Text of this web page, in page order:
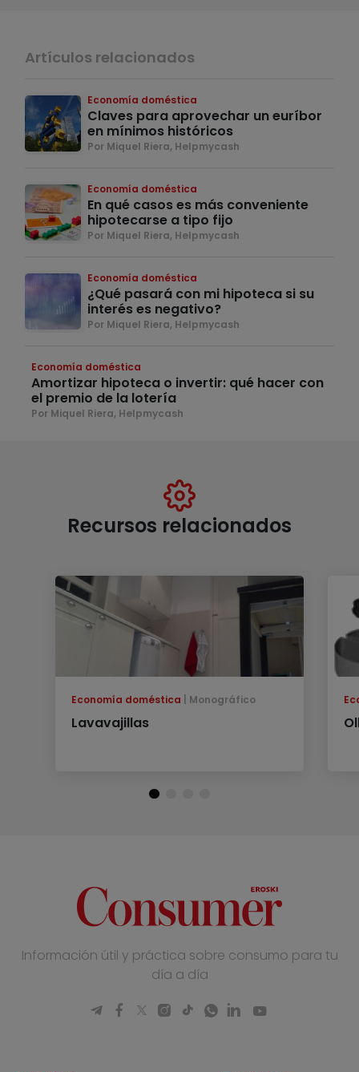
Artículos relacionados
Economía doméstica
Claves para aprovechar un euríbor
en mínimos históricos
Por Miquel Riera, Helpmycash
Economía doméstica
En qué casos es más conveniente
hipotecarse a tipo fijo
Por Miquel Riera, Helpmycash
Economía doméstica
¿Qué pasará con mi hipoteca si su
interés es negativo?
Por Miquel Riera, Helpmycash
Economía doméstica
Amortizar hipoteca o invertir: qué hacer con
el premio de la lotería
Por Miquel Riera, Helpmycash
Recursos relacionados
Economía doméstica Monográfico
Lavavajillas
Información útil y práctica sobre consumo para tu
día a día